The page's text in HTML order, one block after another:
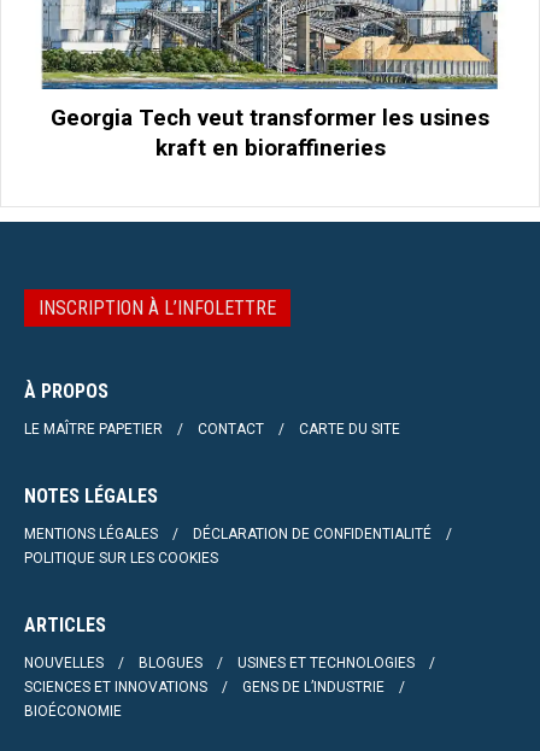
Georgia Tech veut transformer les usines
kraft en bioraffineries
INSCRIPTION À L’INFOLETTRE
À PROPOS
LE MAÎTRE PAPETIER CONTACT CARTE DU SITE
NOTES LÉGALES
MENTIONS LÉGALES
DÉCLARATION DE CONFIDENTIALITÉ
POLITIQUE SUR LES COOKIES
ARTICLES
NOUVELLES BLOGUES
USINES ET TECHNOLOGIES
SCIENCES ET INNOVATIONS
GENS DE L’INDUSTRIE
BIOÉCONOMIE